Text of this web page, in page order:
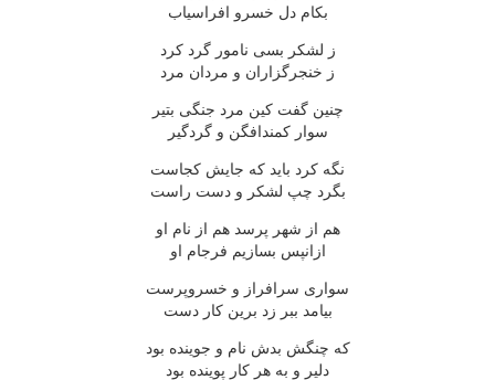
بکام دل خسرو افراسیاب
ز لشکر بسی نامور گرد کرد
ز خنجرگزاران و مردان مرد
چنین گفت کین مرد جنگی بتیر
سوار کمندافگن و گردگیر
نگه کرد باید که جایش کجاست
بگرد چپ لشکر و دست راست
هم از شهر پرسد هم از نام او
ازانپس بسازیم فرجام او
سواری سرافراز و خسروپرست
بیامد ببر زد برین کار دست
که چنگش بدش نام و جوینده بود
دلیر و به هر کار پوینده بود